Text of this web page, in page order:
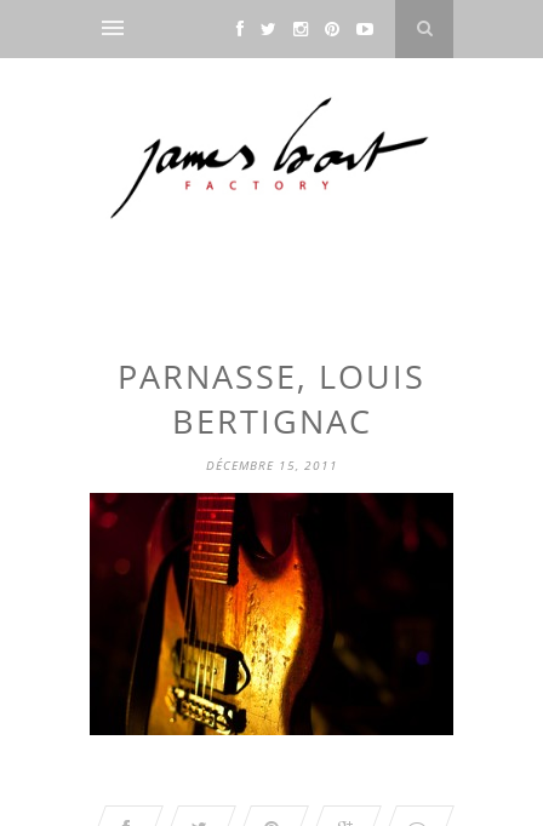
PARNASSE, LOUIS
BERTIGNAC
DÉCEMBRE 15, 2011